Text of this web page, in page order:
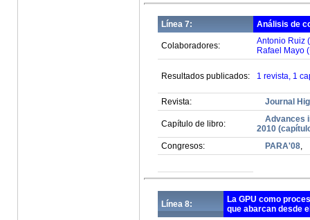
Línea 7: Análisis de
Colaboradores:
Antonio Ruiz
Rafael Mayo
Resultados publicados: 1 revista, 1
Revista: Journal
Capítulo de libro:
Advances
2010
Congresos:
PARA'08,
Línea 8:
La GPU como
que abarcan desde